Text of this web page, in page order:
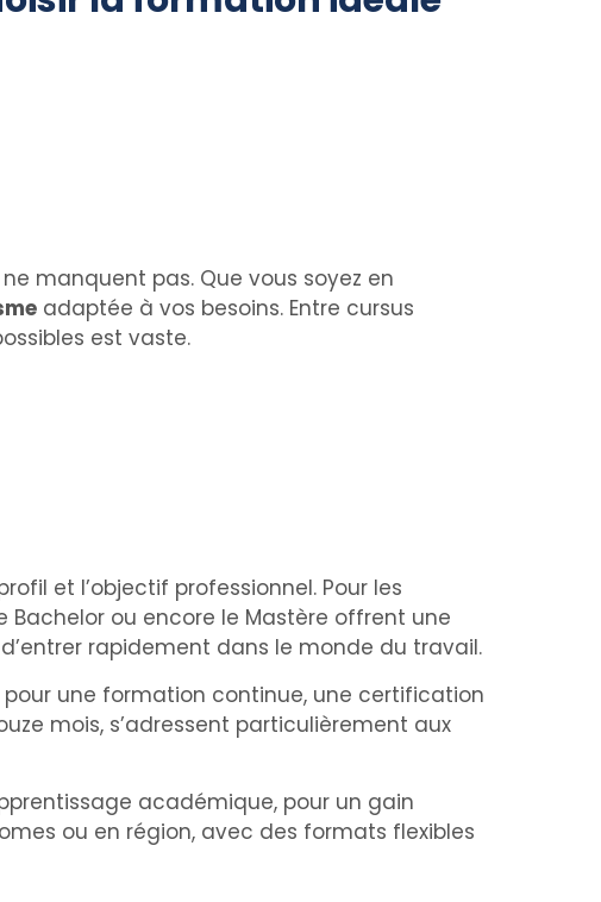
manquent pas. Que vous soyez en
adaptée à vos besoins. Entre cursus
est vaste.
et l’objectif professionnel. Pour les
Bachelor ou encore le Mastère offrent une
rapidement dans le monde du travail.
une formation continue, une certification
mois, s’adressent particulièrement aux
académique, pour un gain
ou en région, avec des formats flexibles